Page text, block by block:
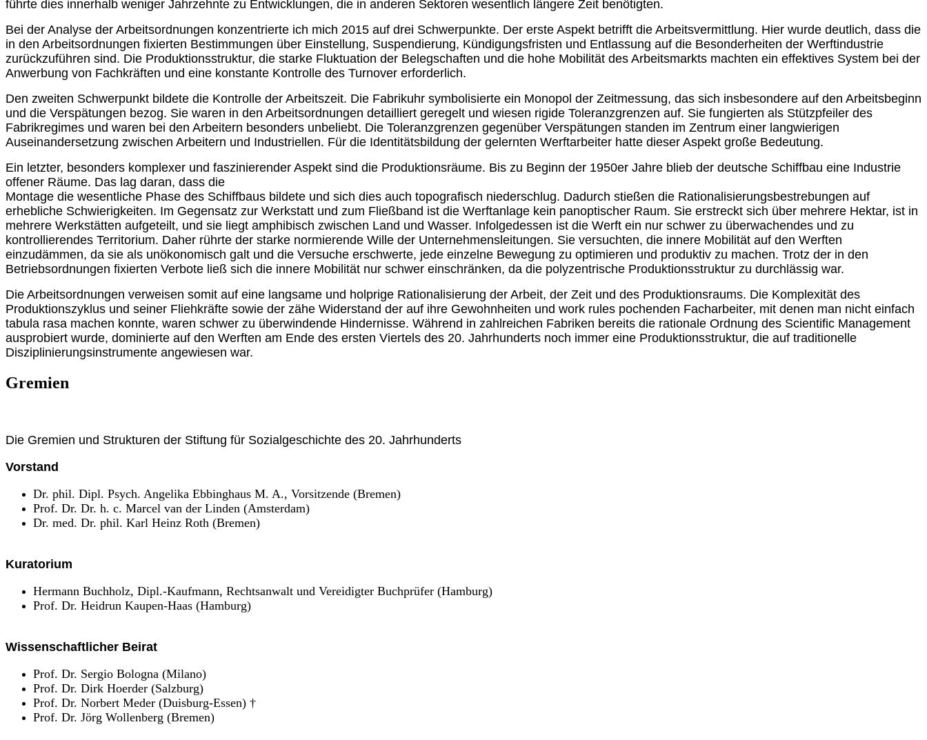
führte dies innerhalb weniger Jahrzehnte zu Entwicklungen, die in anderen Sektoren wesentlich längere Zeit benötigten.
Bei der Analyse der Arbeitsordnungen konzentrierte ich mich 2015 auf drei Schwerpunkte. Der erste Aspekt betrifft die Arbeitsvermittlung. Hier wurde deutlich, dass die
in den Arbeitsordnungen fixierten Bestimmungen über Einstellung, Suspendierung, Kündigungsfristen und Entlassung auf die Besonderheiten der Werftindustrie
zurückzuführen sind. Die Produktionsstruktur, die starke Fluktuation der Belegschaften und die hohe Mobilität des Arbeitsmarkts machten ein effektives System bei der
Anwerbung von Fachkräften und eine konstante Kontrolle des Turnover erforderlich.
Den zweiten Schwerpunkt bildete die Kontrolle der Arbeitszeit. Die Fabrikuhr symbolisierte ein Monopol der Zeitmessung, das sich insbesondere auf den Arbeitsbeginn
und die Verspätungen bezog. Sie waren in den Arbeitsordnungen detailliert geregelt und wiesen rigide Toleranzgrenzen auf. Sie fungierten als Stützpfeiler des
Fabrikregimes und waren bei den Arbeitern besonders unbeliebt. Die Toleranzgrenzen gegenüber Verspätungen standen im Zentrum einer langwierigen
Auseinandersetzung zwischen Arbeitern und Industriellen. Für die Identitätsbildung der gelernten Werftarbeiter hatte dieser Aspekt große Bedeutung.
Ein letzter, besonders komplexer und faszinierender Aspekt sind die Produktionsräume. Bis zu Beginn der 1950er Jahre blieb der deutsche Schiffbau eine Industrie
offener Räume. Das lag daran, dass die
Montage die wesentliche Phase des Schiffbaus bildete und sich dies auch topografisch niederschlug. Dadurch stießen die Rationalisierungsbestrebungen auf
erhebliche Schwierigkeiten. Im Gegensatz zur Werkstatt und zum Fließband ist die Werftanlage kein panoptischer Raum. Sie erstreckt sich über mehrere Hektar, ist in
mehrere Werkstätten aufgeteilt, und sie liegt amphibisch zwischen Land und Wasser. Infolgedessen ist die Werft ein nur schwer zu überwachendes und zu
kontrollierendes Territorium. Daher rührte der starke normierende Wille der Unternehmensleitungen. Sie versuchten, die innere Mobilität auf den Werften
einzudämmen, da sie als unökonomisch galt und die Versuche erschwerte, jede einzelne Bewegung zu optimieren und produktiv zu machen. Trotz der in den
Betriebsordnungen fixierten Verbote ließ sich die innere Mobilität nur schwer einschränken, da die polyzentrische Produktionsstruktur zu durchlässig war.
Die Arbeitsordnungen verweisen somit auf eine langsame und holprige Rationalisierung der Arbeit, der Zeit und des Produktionsraums. Die Komplexität des
Produktionszyklus und seiner Fliehkräfte sowie der zähe Widerstand der auf ihre Gewohnheiten und work rules pochenden Facharbeiter, mit denen man nicht einfach
tabula rasa machen konnte, waren schwer zu überwindende Hindernisse. Während in zahlreichen Fabriken bereits die rationale Ordnung des Scientific Management
ausprobiert wurde, dominierte auf den Werften am Ende des ersten Viertels des 20. Jahrhunderts noch immer eine Produktionsstruktur, die auf traditionelle
Disziplinierungsinstrumente angewiesen war.
Gremien
Die Gremien und Strukturen der Stiftung für Sozialgeschichte des 20. Jahrhunderts
Vorstand
Dr. phil. Dipl. Psych. Angelika Ebbinghaus M. A., Vorsitzende (Bremen)
Prof. Dr. Dr. h. c. Marcel van der Linden (Amsterdam)
Dr. med. Dr. phil. Karl Heinz Roth (Bremen)
Kuratorium
Hermann Buchholz, Dipl.-Kaufmann, Rechtsanwalt und Vereidigter Buchprüfer (Hamburg)
Prof. Dr. Heidrun Kaupen-Haas (Hamburg)
Wissenschaftlicher Beirat
Prof. Dr. Sergio Bologna (Milano)
Prof. Dr. Dirk Hoerder (Salzburg)
Prof. Dr. Norbert Meder (Duisburg-Essen) †
Prof. Dr. Jörg Wollenberg (Bremen)